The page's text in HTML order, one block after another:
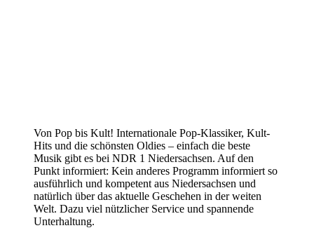
Von Pop bis Kult! Internationale Pop-Klassiker, Kult-
Hits und die schönsten Oldies – einfach die beste
Musik gibt es bei NDR 1 Niedersachsen. Auf den
Punkt informiert: Kein anderes Programm informiert so
ausführlich und kompetent aus Niedersachsen und
natürlich über das aktuelle Geschehen in der weiten
Welt. Dazu viel nützlicher Service und spannende
Unterhaltung.